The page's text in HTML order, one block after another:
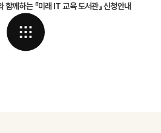
께하는 『미래 IT 교육 도서관』 신청안내